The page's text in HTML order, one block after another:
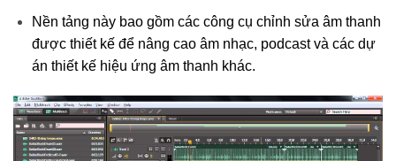
Nền tảng này bao gồm các công cụ chỉnh sửa âm thanh
được thiết kế để nâng cao âm nhạc, podcast và các dự
án thiết kế hiệu ứng âm thanh khác.